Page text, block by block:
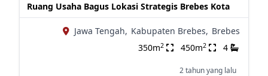
Ruang Usaha Bagus Lokasi Strategis Brebes Kota
Jawa Tengah, Kabupaten Brebes, Brebes
350m2 450m2 4
2 tahun yang lalu